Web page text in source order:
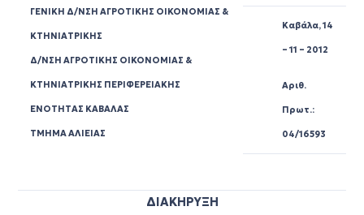
ΓΕΝΙΚΗ Δ/ΝΣΗ ΑΓΡΟΤΙΚΗΣ ΟΙΚΟΝΟΜΙΑΣ &
ΚΤΗΝΙΑΤΡΙΚΗΣ
Δ/ΝΣΗ ΑΓΡΟΤΙΚΗΣ ΟΙΚΟΝΟΜΙΑΣ &
ΚΤΗΝΙΑΤΡΙΚΗΣ ΠΕΡΙΦΕΡΕΙΑΚΗΣ
ΕΝΟΤΗΤΑΣ ΚΑΒΑΛΑΣ
ΤΜΗΜΑ ΑΛΙΕΙΑΣ
Καβάλα, 14
– 11 – 2012
Αριθ.
Πρωτ.:
04/16593
ΔΙΑΚΗΡΥΞΗ